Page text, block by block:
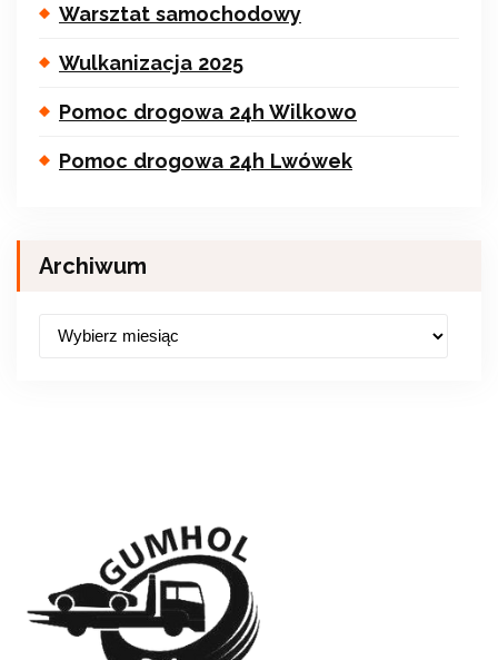
Warsztat samochodowy
Wulkanizacja 2025
Pomoc drogowa 24h Wilkowo
Pomoc drogowa 24h Lwówek
Archiwum